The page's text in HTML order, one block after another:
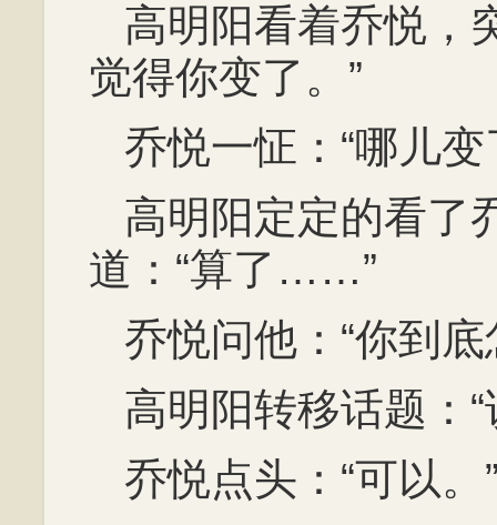
高明阳看着乔悦，
觉得你变了。”
乔悦一怔：“哪儿变
高明阳定定的看了
道：“算了……”
乔悦问他：“你到底
高明阳转移话题：
乔悦点头：“可以。